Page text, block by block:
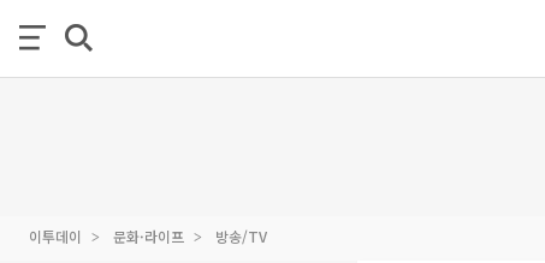
이투데이 문화·라이프 방송/TV